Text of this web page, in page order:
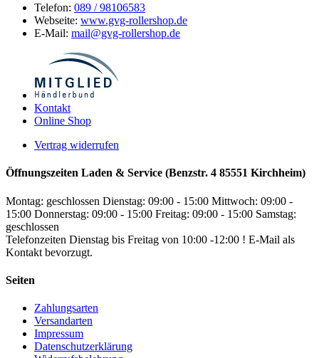
Telefon: 089 / 98106583
Webseite: www.gvg-rollershop.de
E-Mail: mail@gvg-rollershop.de
Kontakt
Online Shop
Vertrag widerrufen
Öffnungszeiten Laden & Service (Benzstr. 4 85551 Kirchheim)
Montag: geschlossen Dienstag: 09:00 - 15:00 Mittwoch: 09:00 -
15:00 Donnerstag: 09:00 - 15:00 Freitag: 09:00 - 15:00 Samstag:
geschlossen
Telefonzeiten Dienstag bis Freitag von 10:00 -12:00 ! E-Mail als
Kontakt bevorzugt.
Seiten
Zahlungsarten
Versandarten
Impressum
Datenschutzerklärung